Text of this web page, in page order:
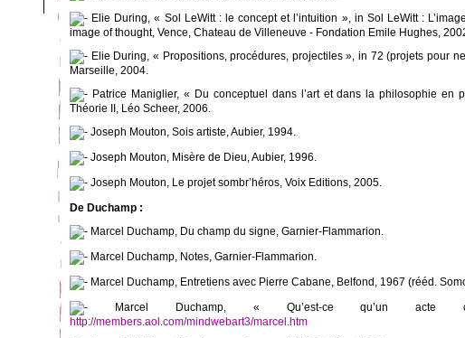
Elie During, « Sol LeWitt : le concept et l’intuition », in Sol LeWitt :
image of thought, Vence, Chateau de Villeneuve - Fondation Emile Hughes,
Elie During, « Propositions, procédures, projectiles », in 72 (projets pour
Marseille, 2004.
Patrice Maniglier, « Du conceptuel dans l’art et dans la philosophie en
Théorie II, Léo Scheer, 2006.
Joseph Mouton, Sois artiste, Aubier, 1994.
Joseph Mouton, Misère de Dieu, Aubier, 1996.
Joseph Mouton, Le projet sombr’héros, Voix Editions, 2005.
De Duchamp :
Marcel Duchamp, Du champ du signe, Garnier-Flammarion.
Marcel Duchamp, Notes, Garnier-Flammarion.
Marcel Duchamp, Entretiens avec Pierre Cabane, Belfond, 1967 (rééd.
Marcel Duchamp, « Qu’est-ce qu’un
http://members.aol.com/mindwebart3/marcel.htm